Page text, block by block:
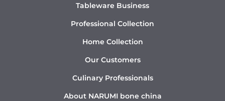
Tableware Business
Professional Collection
Home Collection
Our Customers
Culinary Professionals
About NARUMI bone china